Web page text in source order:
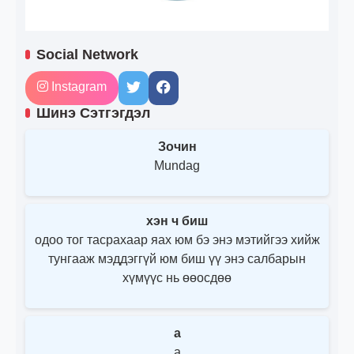
Social Network
Instagram
Шинэ Сэтгэгдэл
Зочин
Mundag
хэн ч биш
одоо тог тасрахаар яах юм бэ энэ мэтийгээ хийж
тунгааж мэддэггүй юм биш үү энэ салбарын
хүмүүс нь өөосдөө
a